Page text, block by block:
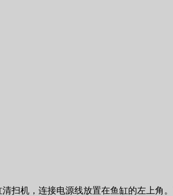
扫机，连接电源线放置在鱼缸的左上角